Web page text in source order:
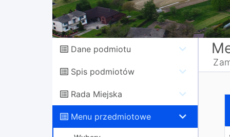
Dane podmiotu
Spis podmiotów
Rada Miejska
Menu przedmiotowe